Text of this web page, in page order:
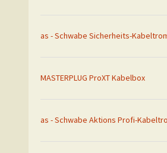
as - Schwabe Sicherheits-
MASTERPLUG ProXT Kabelbox
as - Schwabe Aktions Profi-